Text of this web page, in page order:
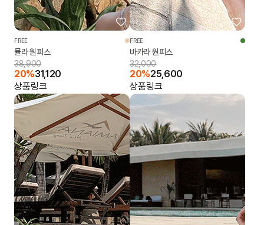
FREE
뮬라 원피스
38,900
20%31,120
상품링크
FREE
바카라 원피스
32,000
20%25,600
상품링크